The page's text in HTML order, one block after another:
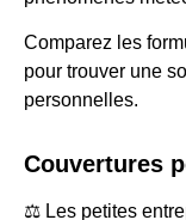
Comparez les
pour trouver une
personnelles.
Couvertures
⚖️ Les petites